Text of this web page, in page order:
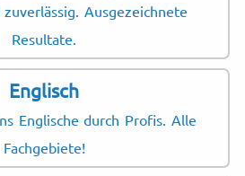
Ausgezeichnete
Resultate.
Englisch
Englische durch Profis. Alle
Fachgebiete!